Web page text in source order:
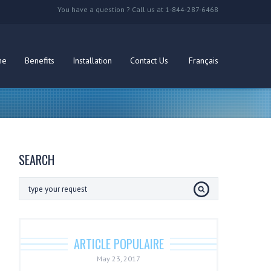
You have a question ? Call us at 1-844-287-6468
Benefits Installation Contact Us Français
SEARCH
ARTICLE POPULAIRE
May 23, 2017